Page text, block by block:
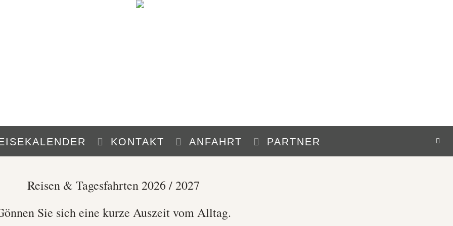
KONTAKT ANFAHRT PARTNER
Reisen & Tagesfahrten 2026 / 2027
Sie sich eine kurze Auszeit vom Alltag.